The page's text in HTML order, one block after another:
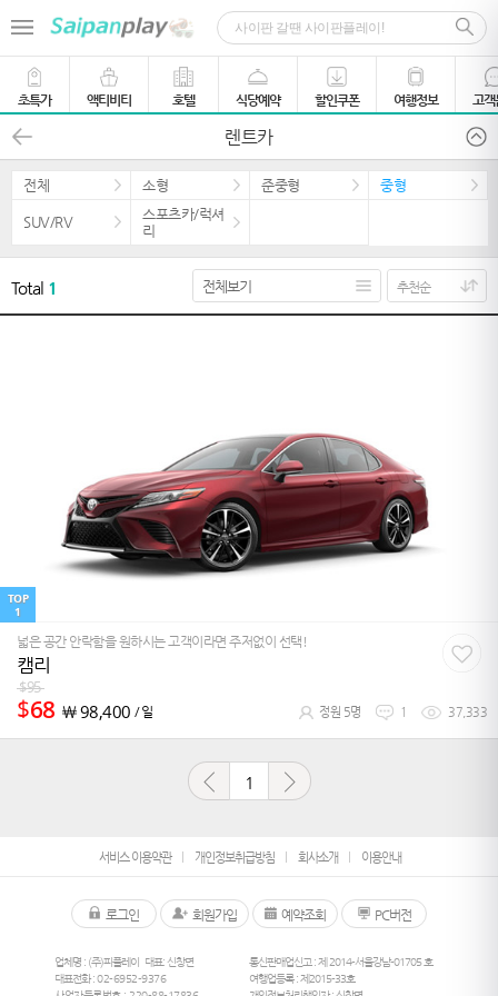
초특가 액티비티 호텔 식당예약 할인쿠폰 여행정보 고객
렌트카
전체 소형 준중형 중형
SUV/RV
스포츠카/럭셔
리
Total 1
TOP
1
넓은 공간 안락함을 원하시는 고객이라면 주저없이 선택!
캠리
$95
$68 ￦98,400 / 일 정원 5명 1 37,333
1
서비스 이용약관 개인정보취급방침 회사소개 이용안내
로그인 회원가입 예약조회 PC버전
업체명 : (주)피플레이
대표: 신창면
대표전화 :02-6952-9376
통신판매업신고 : 제 2014-서울강남-01705 호
여행업등록 : 제2015-33호